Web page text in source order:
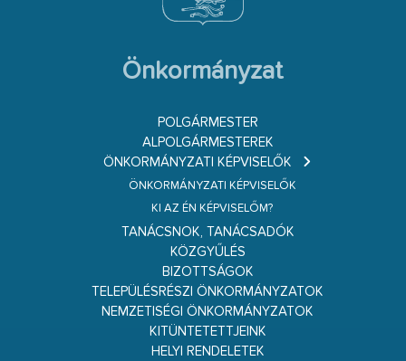
Önkormányzat
POLGÁRMESTER
ALPOLGÁRMESTEREK
ÖNKORMÁNYZATI KÉPVISELŐK
ÖNKORMÁNYZATI KÉPVISELŐK
KI AZ ÉN KÉPVISELŐM?
TANÁCSNOK, TANÁCSADÓK
KÖZGYŰLÉS
BIZOTTSÁGOK
TELEPÜLÉSRÉSZI ÖNKORMÁNYZATOK
NEMZETISÉGI ÖNKORMÁNYZATOK
KITÜNTETETTJEINK
HELYI RENDELETEK